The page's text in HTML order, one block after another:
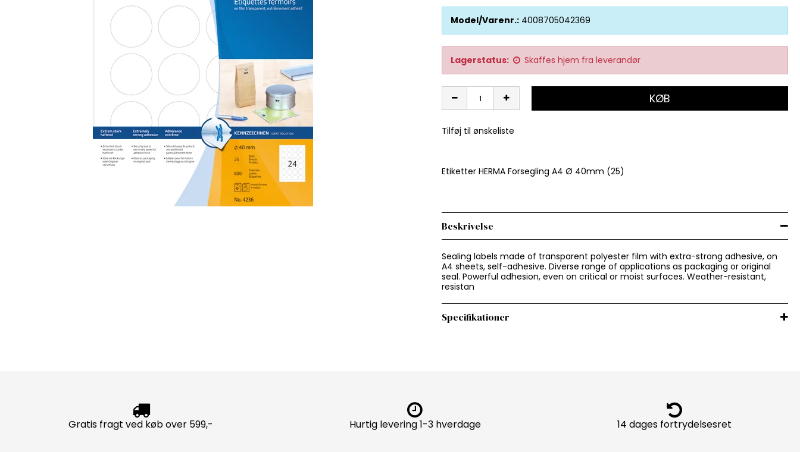
Model/Varenr.: 4008705042369
Lagerstatus: Skaffes hjem fra leverandør
KØB
Tilføj til ønskeliste
Etiketter HERMA Forsegling A4 Ø 40mm (25)
Beskrivelse
Sealing labels made of transparent polyester film with extra-strong adhesive, on
A4 sheets, self-adhesive. Diverse range of applications as packaging or original
seal. Powerful adhesion, even on critical or moist surfaces. Weather-resistant,
resistan
Specifikationer
Gratis fragt ved køb over 599,- Hurtig levering 1-3 hverdage 14 dages fortrydelsesret